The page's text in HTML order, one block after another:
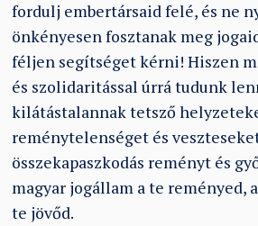
fordulj embertársaid felé, és ne
önkényesen fosztanak meg
féljen segítséget kérni! Hiszen
és szolidaritással úrrá tudunk
kilátástalannak tetsző
reménytelenséget és
összekapaszkodás reményt és
magyar jogállam a te reményed,
te jövőd.